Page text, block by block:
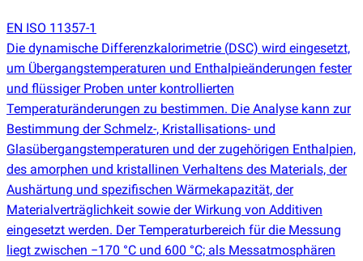
EN ISO 11357-1
Die dynamische Differenzkalorimetrie (DSC) wird eingesetzt,
um Übergangstemperaturen und Enthalpieänderungen fester
und flüssiger Proben unter kontrollierten
Temperaturänderungen zu bestimmen. Die Analyse kann zur
Bestimmung der Schmelz-, Kristallisations- und
Glasübergangstemperaturen und der zugehörigen Enthalpien,
des amorphen und kristallinen Verhaltens des Materials, der
Aushärtung und spezifischen Wärmekapazität, der
Materialverträglichkeit sowie der Wirkung von Additiven
eingesetzt werden. Der Temperaturbereich für die Messung
liegt zwischen −170 °C und 600 °C; als Messatmosphären